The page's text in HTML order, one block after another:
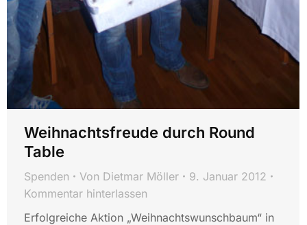
Weihnachtsfreude durch Round
Table
Spenden Von Dietmar Möller
9. Januar 2012
Kommentar hinterlassen
Erfolgreiche Aktion „Weihnachtswunschbaum“ in